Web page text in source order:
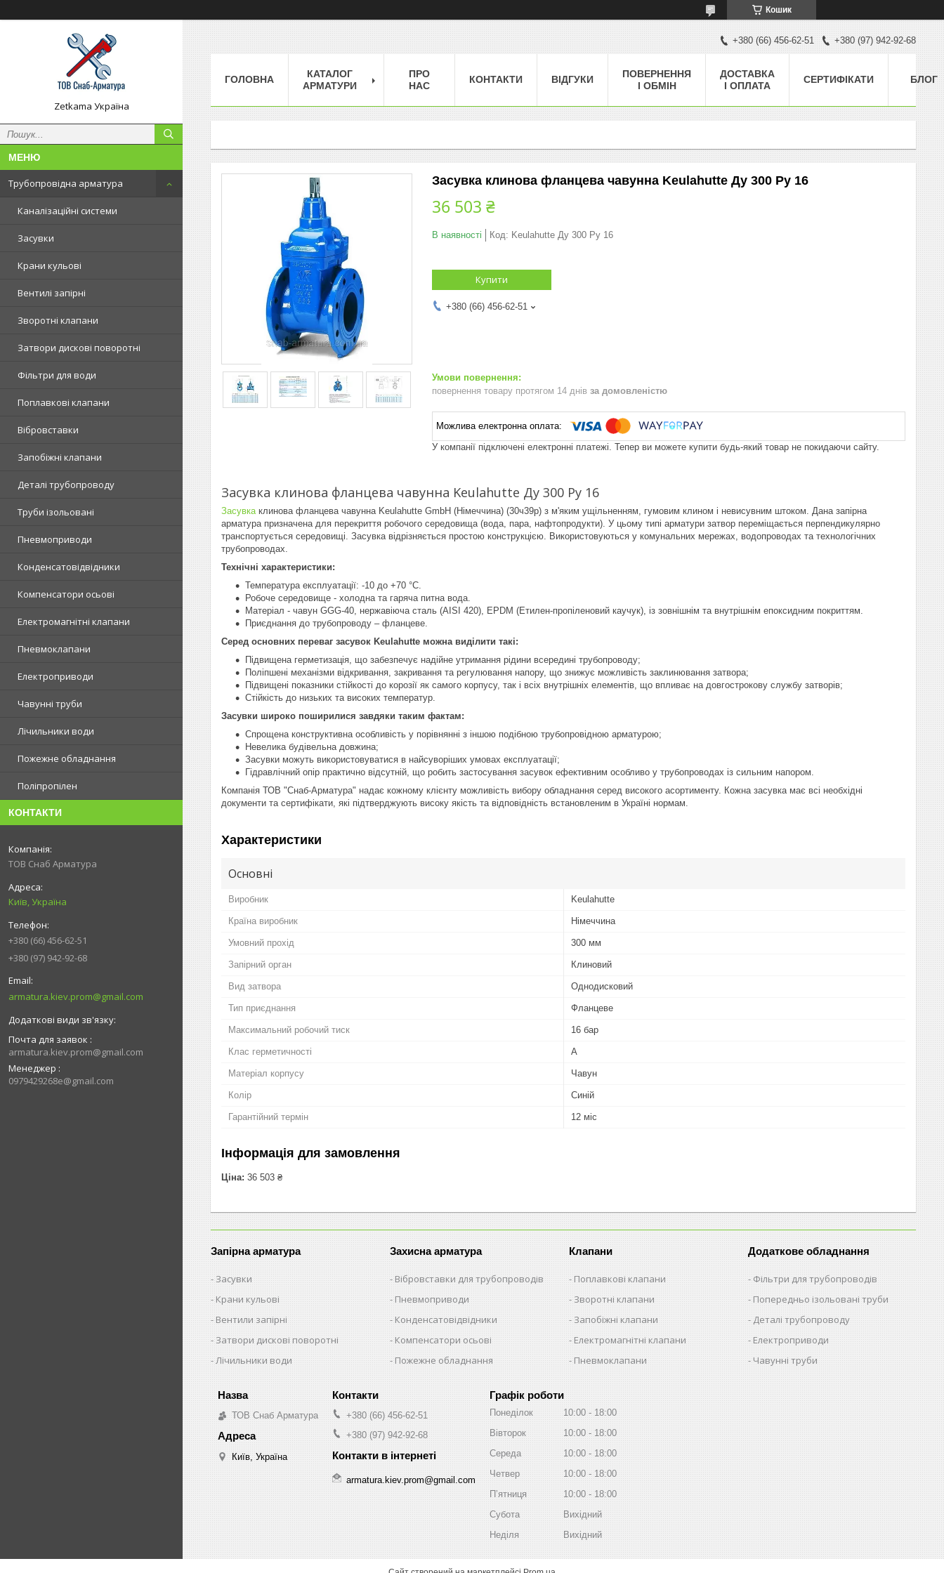
Кошик
Zetkama Україна
Трубопровідна арматура
Каналізаційні системи
Засувки
Крани кульові
Вентилі запірні
Зворотні клапани
Затвори дискові поворотні
Фільтри для води
Поплавкові клапани
Вібровставки
Запобіжні клапани
Деталі трубопроводу
Труби ізольовані
Пневмоприводи
Конденсатовідвідники
Компенсатори осьові
Електромагнітні клапани
Пневмоклапани
Електроприводи
Чавунні труби
Лічильники води
Пожежне обладнання
Поліпропілен
КОНТАКТИ
ТОВ Снаб Арматура
Київ, Україна
+380 (66) 456-62-51
+380 (97) 942-92-68
armatura.kiev.prom@gmail.com
Почта для заявок
armatura.kiev.prom@gmail.com
Менеджер
0979429268e@gmail.com
+380 (66) 456-62-51 +380 (97) 942-92-68
ГОЛОВНА
КАТАЛОГ
АРМАТУРИ
ПРО
НАС
КОНТАКТИ ВІДГУКИ
ПОВЕРНЕННЯ
І ОБМІН
ДОСТАВКА
І ОПЛАТА
СЕРТИФІКАТИ БЛОГ
Засувка клинова фланцева чавунна Keulahutte Ду 300 Ру 16
36 503 ₴
В наявності Код: Keulahutte Ду 300 Ру 16
Купити
+380 (66) 456-62-51
повернення товару протягом 14 днів за домовленістю
У компанії підключені електронні платежі. Тепер ви можете купити будь-який товар не покидаючи сайту.
Засувка клинова фланцева чавунна Keulahutte Ду 300 Ру 16
Засувка клинова фланцева чавунна Keulahutte GmbH (Німеччина) (30ч39р) з м'яким ущільненням, гумовим клином і невисувним штоком. Дана запірна
арматура призначена для перекриття робочого середовища (вода, пара, нафтопродукти). У цьому типі арматури затвор переміщається перпендикулярно
транспортується середовищі. Засувка відрізняється простою конструкцією. Використовуються у комунальних мережах, водопроводах та технологічних
трубопроводах.
Технічні характеристики:
Температура експлуатації: -10 до +70 °C.
Робоче середовище - холодна та гаряча питна вода.
Матеріал - чавун GGG-40, нержавіюча сталь (AISI 420), EPDM (Етилен-пропіленовий каучук), із зовнішнім та внутрішнім епоксидним покриттям.
Приєднання до трубопроводу – фланцеве.
Серед основних переваг засувок Keulahutte можна виділити такі:
Підвищена герметизація, що забезпечує надійне утримання рідини всередині трубопроводу;
Поліпшені механізми відкривання, закривання та регулювання напору, що знижує можливість заклинювання затвора;
Підвищені показники стійкості до корозії як самого корпусу, так і всіх внутрішніх елементів, що впливає на довгострокову службу затворів;
Стійкість до низьких та високих температур.
Засувки широко поширилися завдяки таким фактам:
Спрощена конструктивна особливість у порівнянні з іншою подібною трубопровідною арматурою;
Невелика будівельна довжина;
Засувки можуть використовуватися в найсуворіших умовах експлуатації;
Гідравлічний опір практично відсутній, що робить застосування засувок ефективним особливо у трубопроводах із сильним напором.
Компанія ТОВ "Снаб-Арматура" надає кожному клієнту можливість вибору обладнання серед високого асортименту. Кожна засувка має всі необхідні
документи та сертифікати, які підтверджують високу якість та відповідність встановленим в Україні нормам.
Характеристики
Основні
Виробник Keulahutte
Країна виробник Німеччина
Умовний прохід 300 мм
Запірний орган Клиновий
Вид затвора Однодисковий
Тип приєднання Фланцеве
Максимальний робочий тиск 16 бар
Клас герметичності А
Матеріал корпусу Чавун
Колір Синій
Гарантійний термін 12 міс
Інформація для замовлення
Ціна: 36 503 ₴
Запірна арматура
Засувки
Крани кульові
Вентили запірні
Затвори дискові поворотні
Лічильники води
Захисна арматура
Вібровставки для трубопроводів
Пневмоприводи
Конденсатовідвідники
Компенсатори осьові
Пожежне обладнання
Клапани
Поплавкові клапани
Зворотні клапани
Запобіжні клапани
Електромагнітні клапани
Пневмоклапани
Додаткове обладнання
Фільтри для трубопроводів
Попередньо ізольовані труби
Деталі трубопроводу
Електроприводи
Чавунні труби
ТОВ Снаб Арматура
Київ, Україна
+380 (66) 456-62-51
+380 (97) 942-92-68
armatura.kiev.prom@gmail.com
Графік роботи
Понеділок 10:00
18:00
Вівторок
10:00
18:00
Середа
10:00
18:00
Четвер
10:00
18:00
Пʼятниця
10:00
18:00
Субота
Вихідний
Неділя
Вихідний